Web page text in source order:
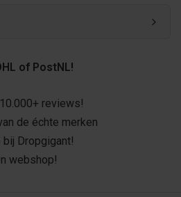
of PostNL!
reviews!
de échte merken
Dropgigant!
webshop!